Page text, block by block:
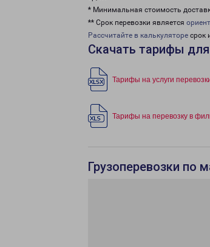
* Минимальная стоимость
** Срок перевозки является
Рассчитайте в калькуляторе срок
Скачать тарифы
Тарифы на услуги
Тарифы на перевозку в
Грузоперевозки по